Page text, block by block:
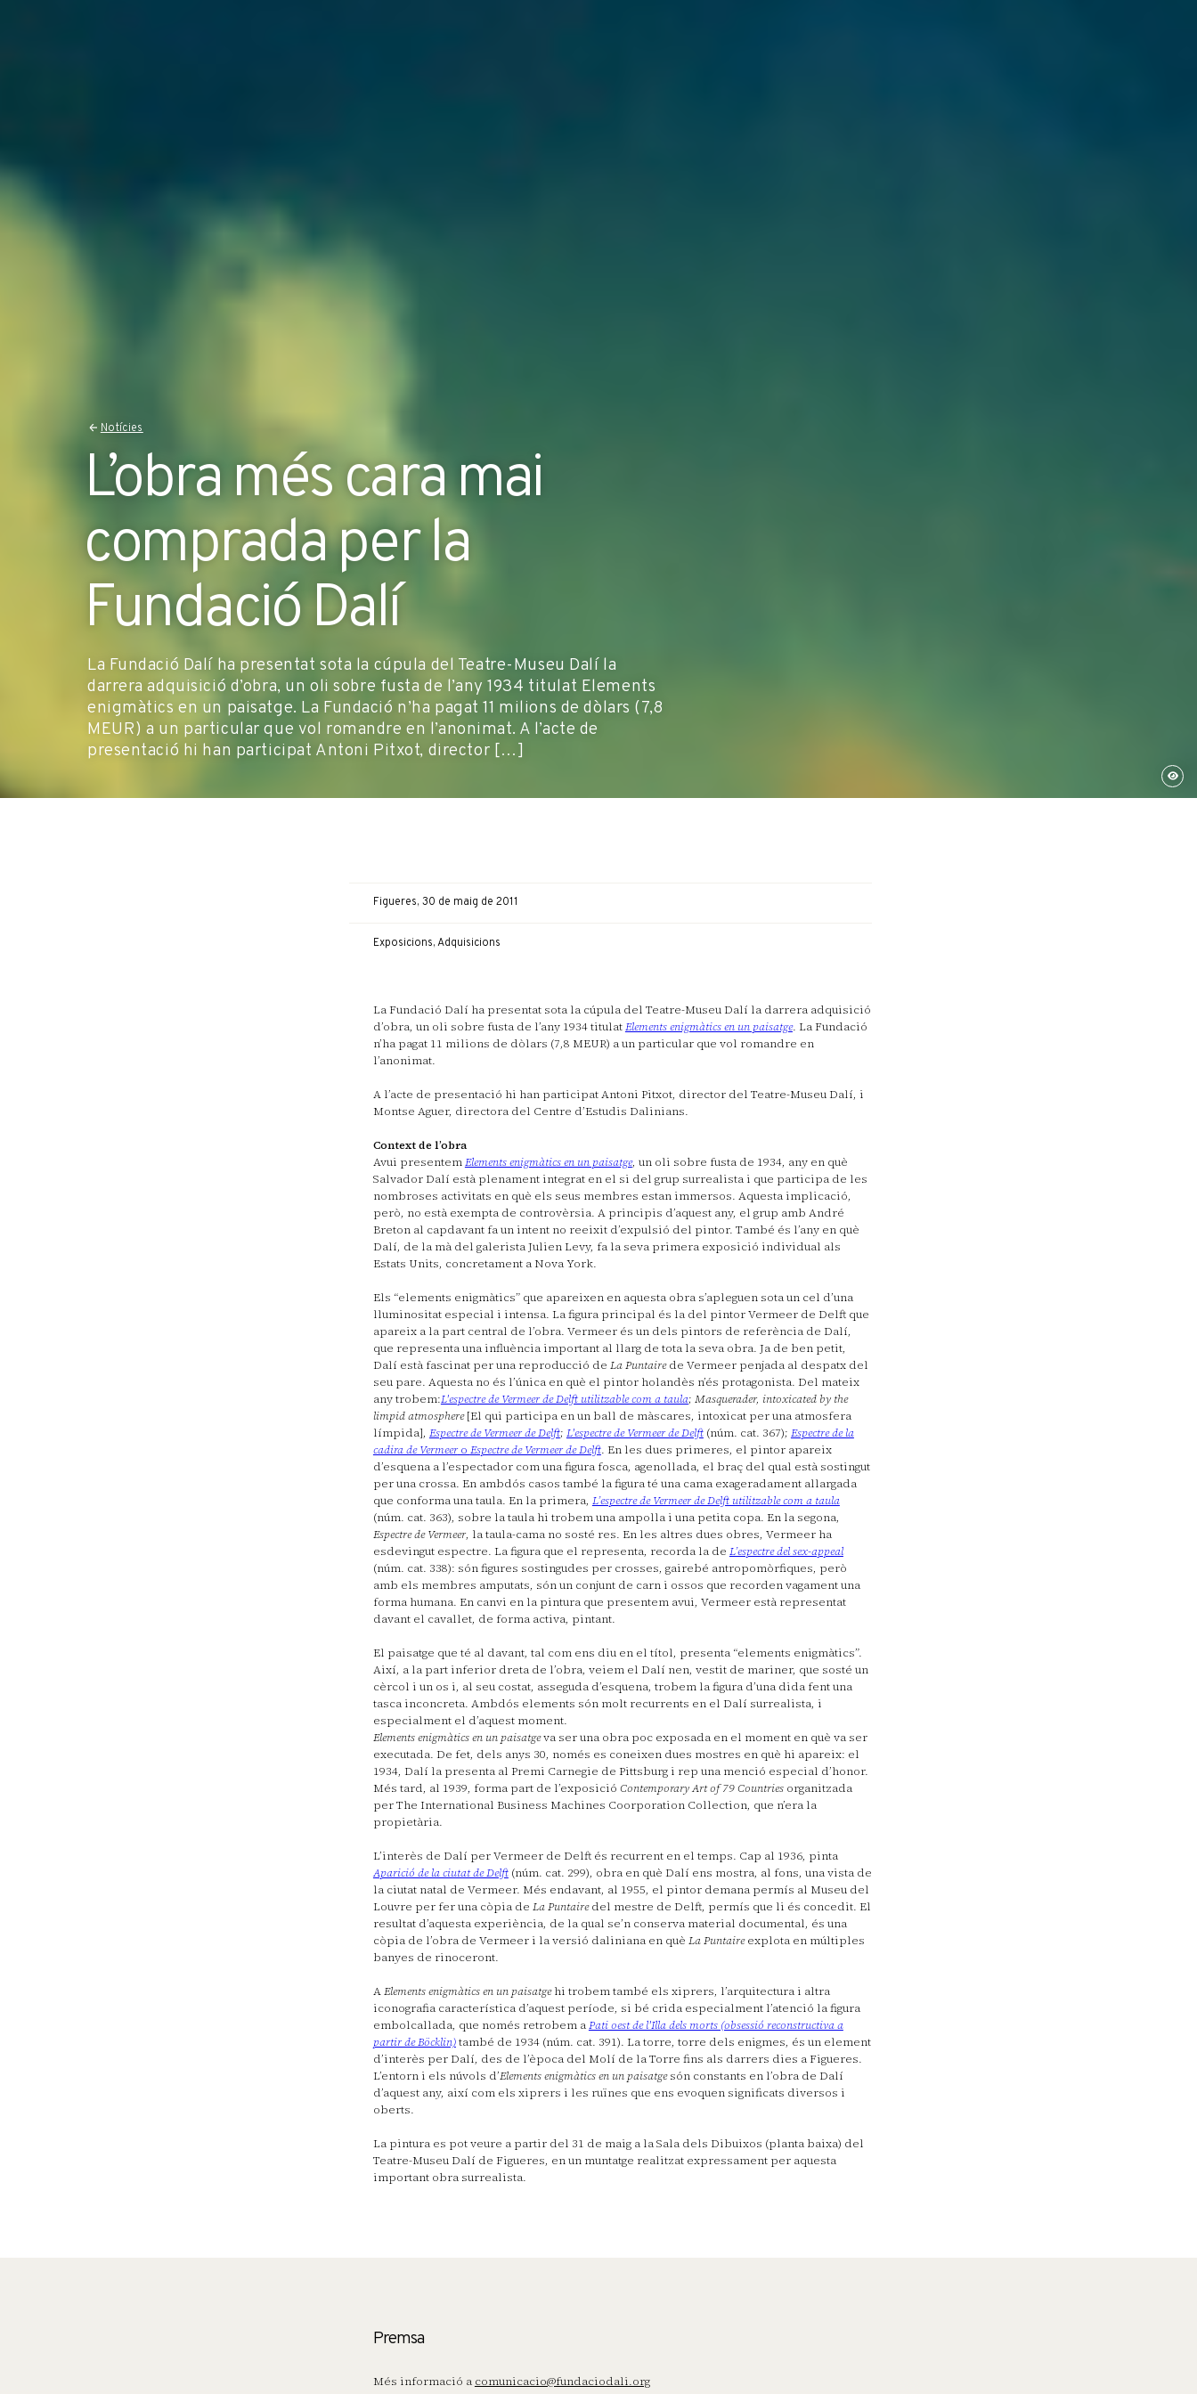
Notícies
L’obra més cara mai
comprada per la
Fundació Dalí
La Fundació Dalí ha presentat sota la cúpula del Teatre-Museu Dalí la
darrera adquisició d’obra, un oli sobre fusta de l’any 1934 titulat Elements
enigmàtics en un paisatge. La Fundació n’ha pagat 11 milions de dòlars (7,8
MEUR) a un particular que vol romandre en l’anonimat. A l’acte de
presentació hi han participat Antoni Pitxot, director […]
Figueres, 30 de maig de 2011
Exposicions, Adquisicions
La Fundació Dalí ha presentat sota la cúpula del Teatre-Museu Dalí la darrera adquisició
d’obra, un oli sobre fusta de l’any 1934 titulatElements enigmàtics en un paisatge. La Fundació
n’ha pagat 11 milions de dòlars (7,8 MEUR) a un particular que vol romandre en
l’anonimat.
A l’acte de presentació hi han participat Antoni Pitxot, director del Teatre-Museu Dalí, i
Montse Aguer, directora del Centre d’Estudis Dalinians.
Context de l’obra
Avui presentemElements enigmàtics en un paisatge, un oli sobre fusta de 1934, any en què
Salvador Dalí està plenament integrat en el si del grup surrealista i que participa de les
nombroses activitats en què els seus membres estan immersos. Aquesta implicació,
però, no està exempta de controvèrsia. A principis d’aquest any, el grup amb André
Breton al capdavant fa un intent no reeixit d’expulsió del pintor. També és l’any en què
Dalí, de la mà del galerista Julien Levy, fa la seva primera exposició individual als
Estats Units, concretament a Nova York.
Els “elements enigmàtics” que apareixen en aquesta obra s’apleguen sota un cel d’una
lluminositat especial i intensa. La figura principal és la del pintor Vermeer de Delft que
apareix a la part central de l’obra. Vermeer és un dels pintors de referència de Dalí,
que representa una influència important al llarg de tota la seva obra. Ja de ben petit,
Dalí està fascinat per una reproducció de La Puntairede Vermeer penjada al despatx del
seu pare. Aquesta no és l’única en què el pintor holandès n’és protagonista. Del mateix
any trobem:L'espectre de Vermeer de Delft utilitzable com a taula; Masquerader, intoxicated by the
limpid atmosphere[El qui participa en un ball de màscares, intoxicat per una atmosfera
límpida], Espectre de Vermeer de Delft; L'espectre de Vermeer de Delft (núm. cat. 367); Espectre de la
cadira de Vermeero Espectre de Vermeer de Delft. En les dues primeres, el pintor apareix
d’esquena a l’espectador com una figura fosca, agenollada, el braç del qual està sostingut
per una crossa. En ambdós casos també la figura té una cama exageradament allargada
que conforma una taula. En la primera, L’espectre de Vermeer de Delft utilitzable com a taula
(núm. cat. 363), sobre la taula hi trobem una ampolla i una petita copa. En la segona,
Espectre de Vermeer, la taula-cama no sosté res. En les altres dues obres, Vermeer ha
esdevingut espectre. La figura que el representa, recorda la de L’espectre del sex-appeal
(núm. cat. 338): són figures sostingudes per crosses, gairebé antropomòrfiques, però
amb els membres amputats, són un conjunt de carn i ossos que recorden vagament una
forma humana. En canvi en la pintura que presentem avui, Vermeer està representat
davant el cavallet, de forma activa, pintant.
El paisatge que té al davant, tal com ens diu en el títol, presenta “elements enigmàtics”.
Així, a la part inferior dreta de l’obra, veiem el Dalí nen, vestit de mariner, que sosté un
cèrcol i un os i, al seu costat, asseguda d’esquena, trobem la figura d’una dida fent una
tasca inconcreta. Ambdós elements són molt recurrents en el Dalí surrealista, i
especialment el d’aquest moment.
Elements enigmàtics en un paisatgeva ser una obra poc exposada en el moment en què va ser
executada. De fet, dels anys 30, només es coneixen dues mostres en què hi apareix: el
1934, Dalí la presenta al Premi Carnegie de Pittsburg i rep una menció especial d’honor.
Més tard, al 1939, forma part de l’exposició Contemporary Art of 79 Countriesorganitzada
per The International Business Machines Coorporation Collection, que n’era la
propietària.
L’interès de Dalí per Vermeer de Delft és recurrent en el temps. Cap al 1936, pinta
Aparició de la ciutat de Delft(núm. cat. 299), obra en què Dalí ens mostra, al fons, una vista de
la ciutat natal de Vermeer. Més endavant, al 1955, el pintor demana permís al Museu del
Louvre per fer una còpia de LaPuntairedel mestre de Delft, permís que li és concedit. El
resultat d’aquesta experiència, de la qual se’n conserva material documental, és una
còpia de l’obra de Vermeer i la versió daliniana en què La Puntaireexplota en múltiples
banyes de rinoceront.
AElements enigmàtics en un paisatgehi trobem també els xiprers, l’arquitectura i altra
iconografia característica d’aquest període, si bé crida especialment l’atenció la figura
embolcallada, que només retrobem aPati oest de l'Illa dels morts (obsessió reconstructiva a
partir de Böcklin)també de 1934 (núm. cat. 391). La torre, torre dels enigmes, és un element
d’interès per Dalí, des de l’època del Molí de la Torre fins als darrers dies a Figueres.
L’entorn i els núvols d’Elements enigmàtics en un paisatgesón constants en l’obra de Dalí
d’aquest any, així com els xiprers i les ruïnes que ens evoquen significats diversos i
oberts.
La pintura es pot veure a partir del 31 de maig a la Sala dels Dibuixos (planta baixa) del
Teatre-Museu Dalí de Figueres, en un muntatge realitzat expressament per aquesta
important obra surrealista.
Premsa
Més informació a comunicacio@fundaciodali.org